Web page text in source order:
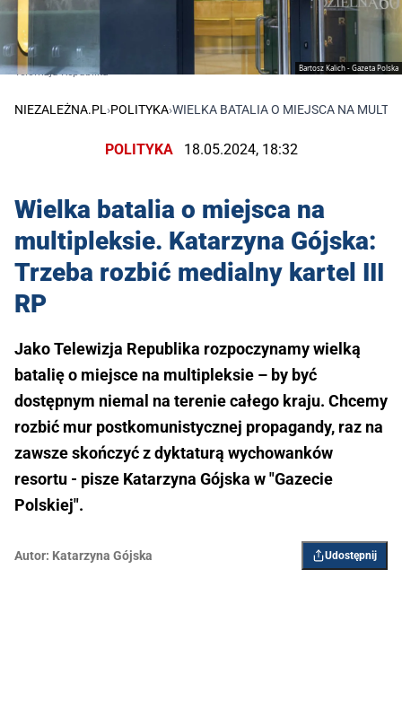
Bartosz Kalich - Gazeta Polska
Telewizja Republika
NIEZALEŻNA.PL ›POLITYKA›WIELKA BATALIA O MIEJSCA NA
POLITYKA 18.05.2024, 18:32
Wielka batalia o miejsca na
multipleksie. Katarzyna Gójska:
Trzeba rozbić medialny kartel III
RP
Jako Telewizja Republika rozpoczynamy wielką
batalię o miejsce na multipleksie – by być
dostępnym niemal na terenie całego kraju. Chcemy
rozbić mur postkomunistycznej propagandy, raz na
zawsze skończyć z dyktaturą wychowanków
resortu - pisze Katarzyna Gójska w "Gazecie
Polskiej".
Autor: Katarzyna Gójska Udostępnij